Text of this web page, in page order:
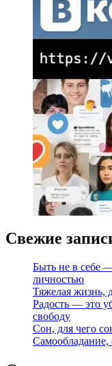
Свежие
Быть не в себе
личностью
Тяжелая жизнь,
Радость — это
свободу
Сон, для чего
Самообладание,